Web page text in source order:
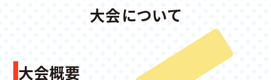
大会について
大会概要